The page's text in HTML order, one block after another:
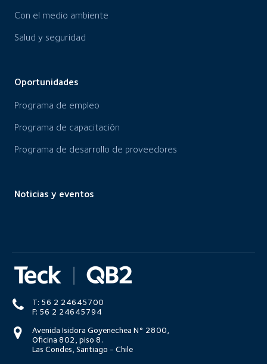
Con el medio ambiente
Salud y seguridad
Oportunidades
Programa de empleo
Programa de capacitación
Programa de desarrollo de proveedores
Noticias y eventos
T: 56 2 24645700
F: 56 2 24645794
Avenida Isidora Goyenechea N° 2800,
Oficina 802, piso 8.
Las Condes, Santiago - Chile